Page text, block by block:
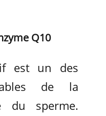
Q10
est un des
de la
du sperme.